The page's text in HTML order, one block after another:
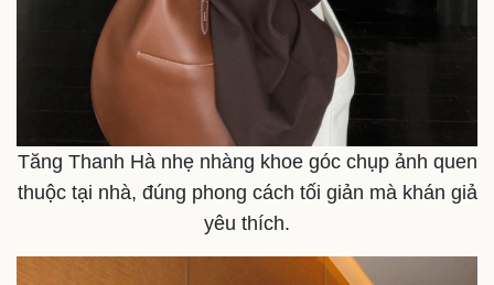
Tăng Thanh Hà nhẹ nhàng khoe góc chụp ảnh quen
thuộc tại nhà, đúng phong cách tối giản mà khán giả
yêu thích.